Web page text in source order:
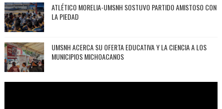
ATLÉTICO MORELIA-UMSNH SOSTUVO PARTIDO AMISTOSO CON
LA PIEDAD
UMSNH ACERCA SU OFERTA EDUCATIVA Y LA CIENCIA A LOS
MUNICIPIOS MICHOACANOS